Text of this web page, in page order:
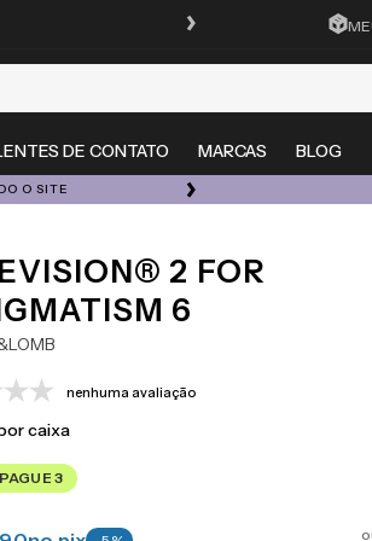
DE CONTATO MARCAS BLOG
O SITE ÓCULOS DE GRAU, SOL
2 FOR
6
nenhuma avaliação
caixa
3